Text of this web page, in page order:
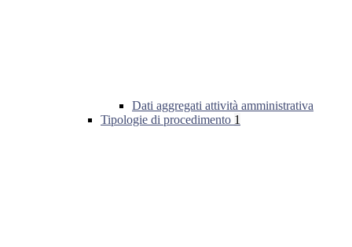
Dati aggregati attività amministrativa
Tipologie di procedimento 1